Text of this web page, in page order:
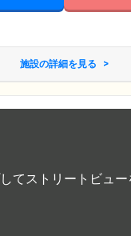
施設の詳細を見る